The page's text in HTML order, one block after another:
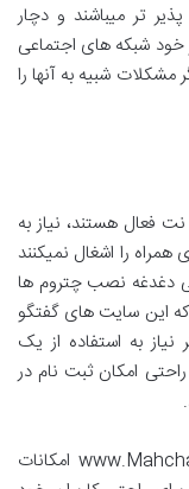
تر میباشند و دچار
خود شبکه های اجتماعی
شبیه به آنها را
فعال هستند، نیاز به
را اشغال نمیکنند
دغدغه نصب چتروم ها
که این سایت های گفتگو
به استفاده از یک
امکان ثبت نام در
علاوه بر همه اینها، چت روم ماه چت www.Mahchat.skin امکانات